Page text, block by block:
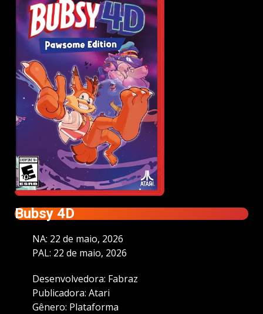
Bubsy 4D
NA: 22 de maio, 2026
PAL: 22 de maio, 2026
Desenvolvedora: Fabraz
Publicadora: Atari
Gênero: Plataforma